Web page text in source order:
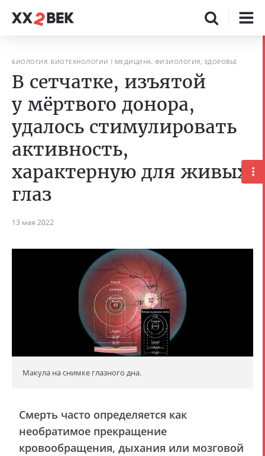
БИОЛОГИЯ, БИОТЕХНОЛОГИИ МЕДИЦИНА, ФИЗИОЛОГИЯ, ЗДОРОВЬЕ
В сетчатке, изъятой
у мёртвого донора,
удалось стимулировать
активность,
характерную для живых
глаз
13 мая 2022
Макула на снимке глазного дна.
Смерть часто определяется как
необратимое прекращение
кровообращения, дыхания или мозговой